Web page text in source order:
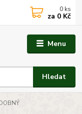
Menu
Hledat
0 ks
za 0 Kč